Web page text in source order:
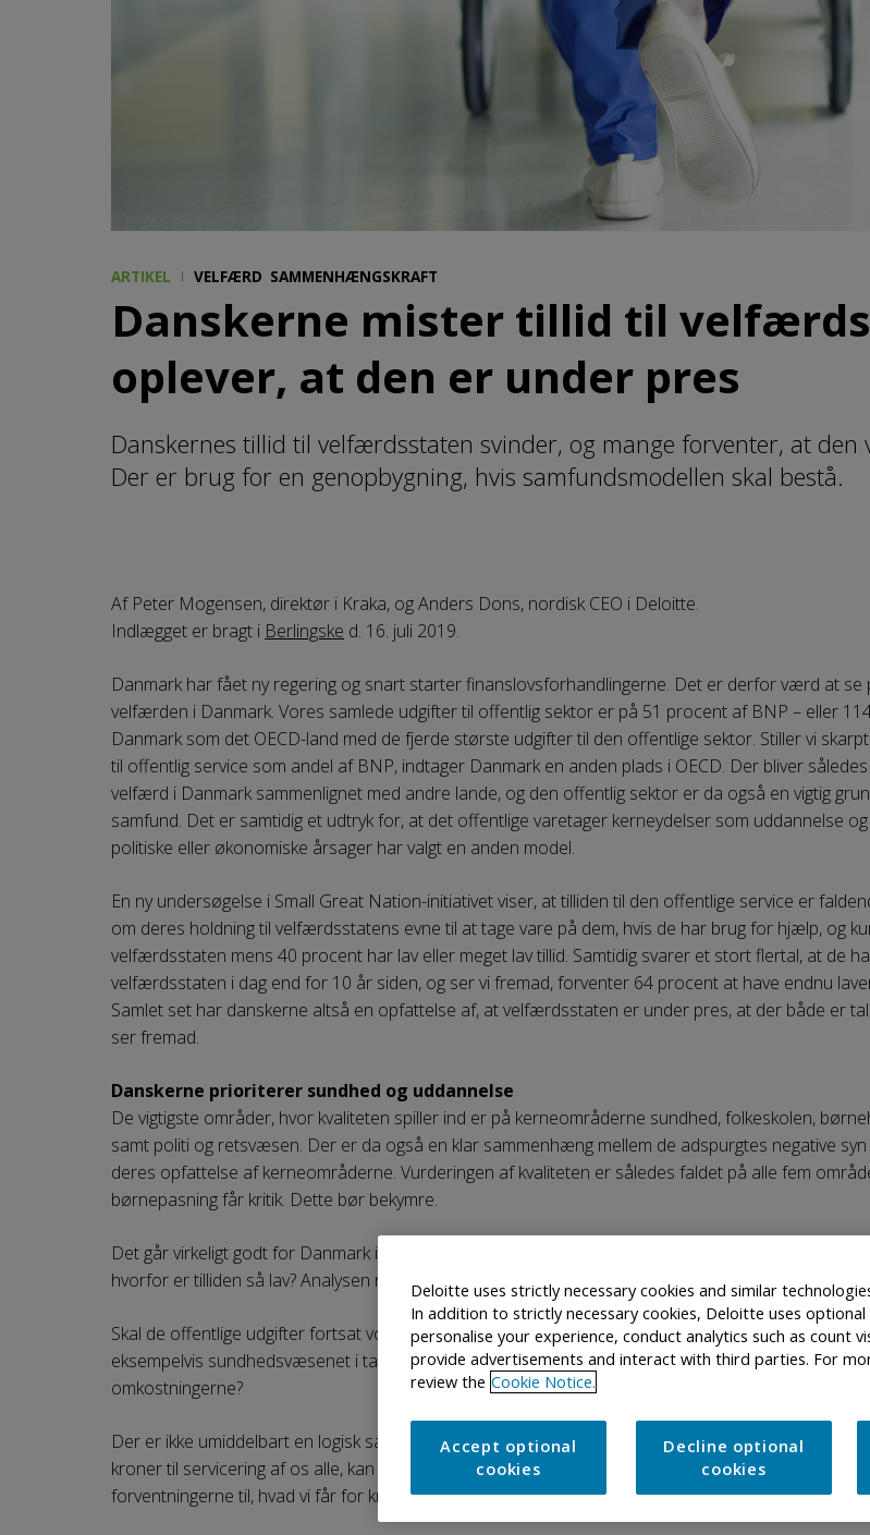
ARTIKEL VELFÆRD SAMMENHÆNGSKRAFT
Danskerne mister tillid til
oplever, at den er under pres
Danskernes tillid til velfærdsstaten svinder, og mange forventer, at den
Der er brug for en genopbygning, hvis samfundsmodellen skal bestå.
Af Peter Mogensen, direktør i Kraka, og Anders Dons, nordisk CEO i Deloitte.
Indlægget er bragt i Berlingske d. 16. juli 2019.
Danmark har fået ny regering og snart starter finanslovsforhandlingerne. Det er derfor værd at se
velfærden i Danmark. Vores samlede udgifter til offentlig sektor er på 51 procent af BNP – eller
Danmark som det OECD-land med de fjerde største udgifter til den offentlige sektor. Stiller vi
til offentlig service som andel af BNP, indtager Danmark en anden plads i OECD. Der bliver
velfærd i Danmark sammenlignet med andre lande, og den offentlig sektor er da også en vigtig
samfund. Det er samtidig et udtryk for, at det offentlige varetager kerneydelser som uddannelse
politiske eller økonomiske årsager har valgt en anden model.
En ny undersøgelse i Small Great Nation-initiativet viser, at tilliden til den offentlige service er
om deres holdning til velfærdsstatens evne til at tage vare på dem, hvis de har brug for hjælp, og
velfærdsstaten mens 40 procent har lav eller meget lav tillid. Samtidig svarer et stort flertal, at de
velfærdsstaten i dag end for 10 år siden, og ser vi fremad, forventer 64 procent at have endnu
Samlet set har danskerne altså en opfattelse af, at velfærdsstaten er under pres, at der både er
ser fremad.
Danskerne prioriterer sundhed og uddannelse
De vigtigste områder, hvor kvaliteten spiller ind er på kerneområderne sundhed, folkeskolen,
samt politi og retsvæsen. Der er da også en klar sammenhæng mellem de adspurgtes negative
deres opfattelse af kerneområderne. Vurderingen af kvaliteten er således faldet på alle fem
børnepasning får kritik. Dette bør bekymre.
Det går virkeligt godt for Danmark i disse år, og hele verden ser til den danske velfærdsmodel for
hvorfor er tilliden så lav? Analysen rejser flere spørgsmål end svar.
Skal de offentlige udgifter fortsat vokse hurtigere, når vi allerede har et højt forbrug? Stiger vores
eksempelvis sundhedsvæsenet i takt med, at der kommer flere muligheder for behandling? Og kan
omkostningerne?
Der er ikke umiddelbart en logisk sammenhæng mellem højt forbrug og lav tillid fra danskerne. Når
kroner til servicering af os alle, kan vi måske godt tillade os at stille visse krav til kvalitet og
forventningerne til, hvad vi får for kronerne?
Deloitte uses strictly necessary cookies and similar
In addition to strictly necessary cookies, Deloitte uses optional
personalise your experience, conduct analytics such as count
provide advertisements and interact with third parties. For
review the Cookie Notice.
Decline optional
cookies
Accept optional
cookies